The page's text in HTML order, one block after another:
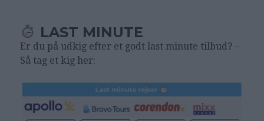
LAST MINUTE
Er du på udkig efter et godt last minute tilbud? –
Så tag et kig her: